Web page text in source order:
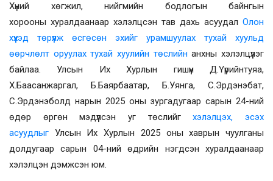
Хүний хөгжил, нийгмийн бодлогын байнгын
хорооны хуралдаанаар хэлэлцсэн тав дахь асуудал Олон
хүүхэд төрүүлж өсгөсөн эхийг урамшуулах тухай хуульд
өөрчлөлт оруулах тухай хуулийн төслийн анхны хэлэлцүүлэг
байлаа. Улсын Их Хурлын гишүүн Д.Үүрийнтуяа,
Х.Баасанжаргал, Б.Баярбаатар, Б.Уянга, С.Эрдэнэбат,
С.Эрдэнэболд нарын 2025 оны зургадугаар сарын 24-ний
өдөр өргөн мэдүүлсэн уг төслийгхэлэлцэх, эсэх
асуудлыг Улсын Их Хурлын 2025 оны хаврын чуулганы
долдугаар сарын 04-ний өдрийн нэгдсэн хуралдаанаар
хэлэлцэн дэмжсэн юм.